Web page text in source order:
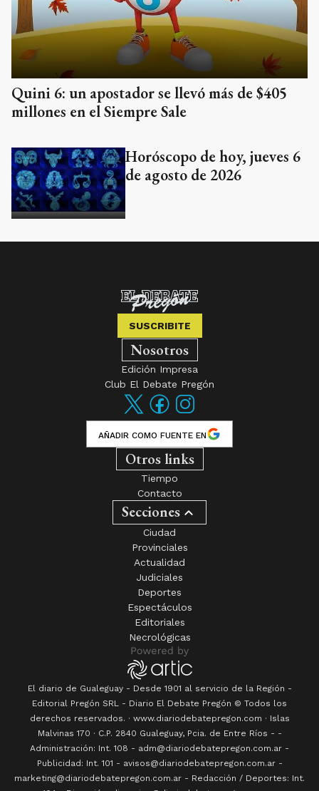
Quini 6: un apostador se llevó más de $405
millones en el Siempre Sale
Horóscopo de hoy, jueves 6
de agosto de 2026
SUSCRIBITE
Nosotros
Edición Impresa
Club El Debate Pregón
AÑADIR COMO FUENTE EN
Otros links
Tiempo
Contacto
Secciones
Ciudad
Provinciales
Actualidad
Judiciales
Deportes
Espectáculos
Editoriales
Necrológicas
El diario de Gualeguay - Desde 1901 al servicio de la Región -
Editorial Pregón SRL
- Diario El Debate Pregón © Todos los
derechos reservados. · www.diariodebatepregon.com · Islas
Malvinas 170 · C.P. 2840 Gualeguay, Pcia. de Entre Ríos - -
Administración: Int. 108 - adm@diariodebatepregon.com.ar -
Publicidad: Int. 101 - avisos@diariodebatepregon.com.ar -
marketing@diariodebatepregon.com.ar - Redacción / Deportes: Int.